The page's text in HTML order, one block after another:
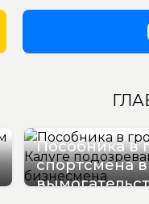
Пособника в
спортсмена